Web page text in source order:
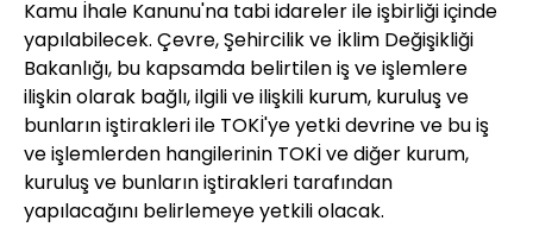
Kamu İhale Kanunu'na tabi idareler ile işbirliği içinde
yapılabilecek. Çevre, Şehircilik ve İklim Değişikliği
Bakanlığı, bu kapsamda belirtilen iş ve işlemlere
ilişkin olarak bağlı, ilgili ve ilişkili kurum, kuruluş ve
bunların iştirakleri ile TOKİ'ye yetki devrine ve bu iş
ve işlemlerden hangilerinin TOKİ ve diğer kurum,
kuruluş ve bunların iştirakleri tarafından
yapılacağını belirlemeye yetkili olacak.